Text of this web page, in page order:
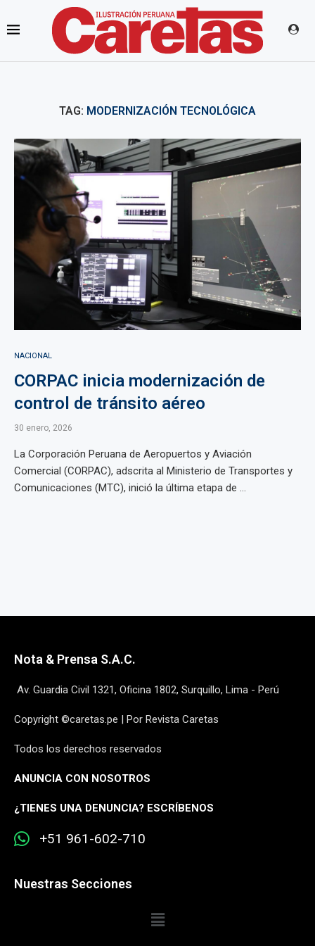
TAG: MODERNIZACIÓN TECNOLÓGICA
NACIONAL
CORPAC inicia modernización de
control de tránsito aéreo
30 enero, 2026
La Corporación Peruana de Aeropuertos y Aviación
Comercial (CORPAC), adscrita al Ministerio de Transportes y
Comunicaciones (MTC), inició la última etapa de ...
Nota & Prensa S.A.C.
Av. Guardia Civil 1321, Oficina 1802, Surquillo, Lima - Perú
Copyright ©caretas.pe | Por Revista Caretas
Todos los derechos reservados
ANUNCIA CON NOSOTROS
¿TIENES UNA DENUNCIA? ESCRÍBENOS
+51 961-602-710
Nuestras Secciones